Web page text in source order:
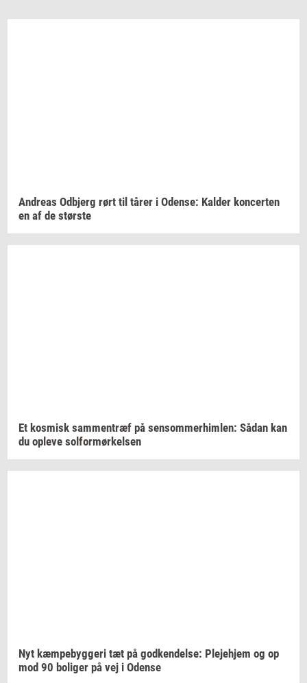
An­dreas Od­b­jerg rørt til tårer i Oden­se: Kal­der kon­cer­ten
en af de stør­ste
Et kos­misk sam­men­træf på sen­som­mer­him­len: Sådan kan
du op­le­ve sol­for­mør­kel­sen
Nyt kæm­pe­byg­ge­ri tæt på god­ken­del­se: Ple­je­hjem og op
mod 90 bo­li­ger på vej i Oden­se